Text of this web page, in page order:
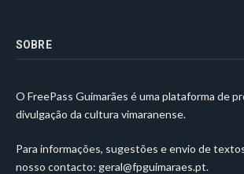
SOBRE
O FreePass Guimarães é uma plataforma de
divulgação da cultura vimaranense.
Para informações, sugestões e envio de
nosso contacto: geral@fpguimaraes.pt.